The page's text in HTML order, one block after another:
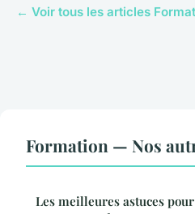
← Voir tous les articles
Formation — Nos
Les meilleures astuces